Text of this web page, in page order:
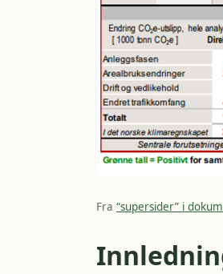
Fra “supersider” i